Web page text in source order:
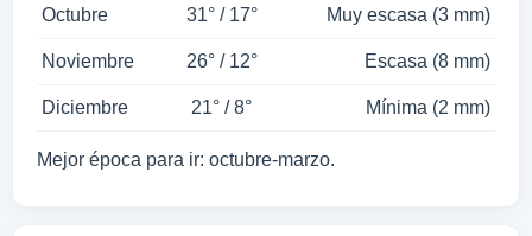
Octubre 31° / 17° Muy escasa (3 mm)
Noviembre 26° / 12° Escasa (8 mm)
Diciembre 21° / 8° Mínima (2 mm)
Mejor época para ir: octubre-marzo.